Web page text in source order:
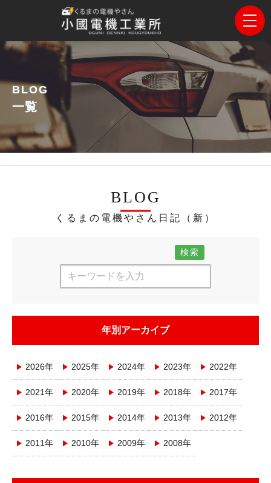
BLOG
一覧
BLOG
くるまの電機やさん日記（新）
検索
年別アーカイブ
2026年 2025年 2024年 2023年 2022年
2021年 2020年 2019年 2018年 2017年
2016年 2015年 2014年 2013年 2012年
2011年 2010年 2009年 2008年